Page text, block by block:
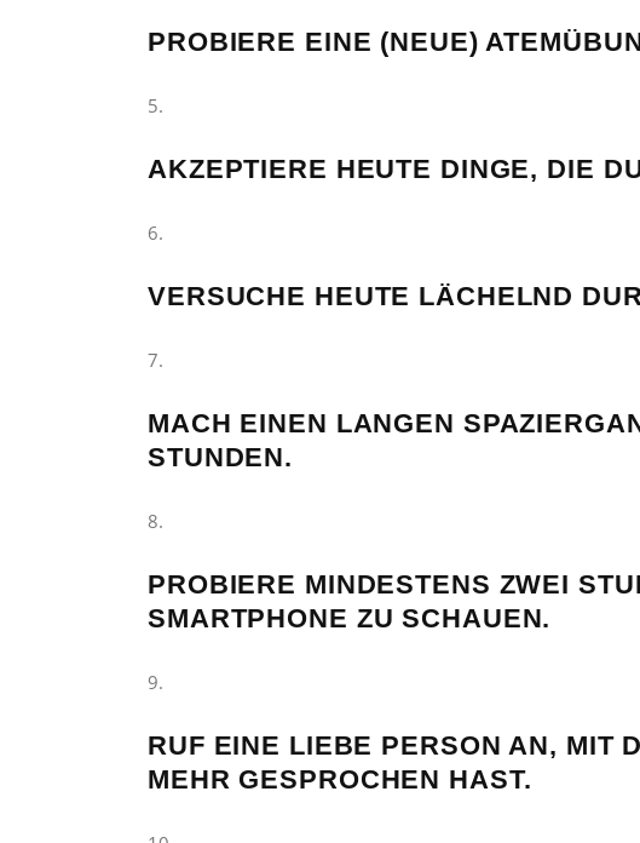
PROBIERE EINE (NEUE)
AKZEPTIERE HEUTE DINGE, DIE
VERSUCHE HEUTE LÄCHELND
MACH EINEN LANGEN
STUNDEN.
PROBIERE MINDESTENS ZWEI
SMARTPHONE ZU SCHAUEN.
RUF EINE LIEBE PERSON AN, MIT
MEHR GESPROCHEN HAST.